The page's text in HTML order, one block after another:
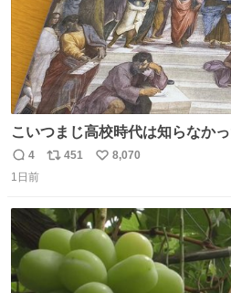
こいつまじ高校時代は知らなか
𝑩𝑰𝑮 𝑳𝑶𝑽𝑬＿＿
返
信
4
リ
ト
数
451
い
数
8,070
1日前